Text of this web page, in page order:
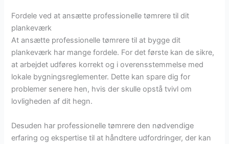
Fordele ved at ansætte professionelle tømrere til dit
plankeværk
At ansætte professionelle tømrere til at bygge dit
plankeværk har mange fordele. For det første kan de sikre,
at arbejdet udføres korrekt og i overensstemmelse med
lokale bygningsreglementer. Dette kan spare dig for
problemer senere hen, hvis der skulle opstå tvivl om
lovligheden af dit hegn.
Desuden har professionelle tømrere den nødvendige
erfaring og ekspertise til at håndtere udfordringer, der kan